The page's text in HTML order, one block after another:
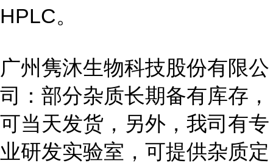
HPLC。
广州隽沐生物科技股份有限公
司：部分杂质长期备有库存，
可当天发货，另外，我司有专
业研发实验室，可提供杂质定